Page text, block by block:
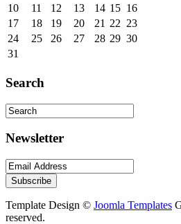
10
11 12 13 14 15 16
17
18 19 20 21 22 23
24
25 26 27 28 29 30
31
Search
Newsletter
Template Design © Joomla Templates
reserved.